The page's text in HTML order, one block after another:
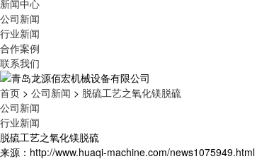
新闻中心
公司新闻
行业新闻
合作案例
联系我们
首页 > 公司新闻 > 脱硫工艺之氧化镁脱硫
公司新闻
行业新闻
脱硫工艺之氧化镁脱硫
来源：http://www.huaqi-machine.com/news1075949.html